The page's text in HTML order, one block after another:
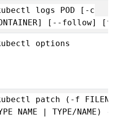
logs POD [-c
[--follow]
options
patch (-f
NAME | TYPE/NAME) --